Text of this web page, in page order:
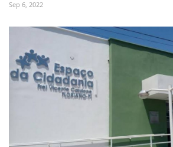
Sep 6, 2022